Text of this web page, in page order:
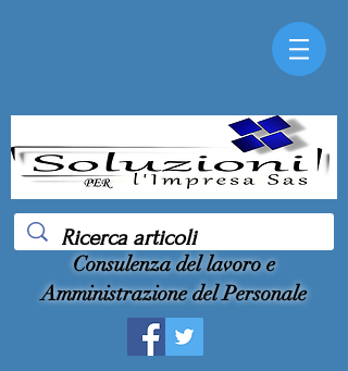
Consulenza del lavoro e
Amministrazione del Personale